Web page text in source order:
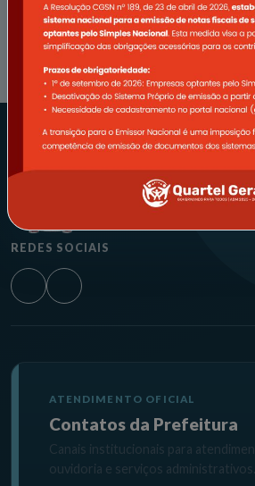
SERVIDOR
REDES SOCIAIS
ATENDIMENTO OFICIAL
Contatos da Prefeitura
Canais institucionais para
ouvidoria e serviços administrativos.